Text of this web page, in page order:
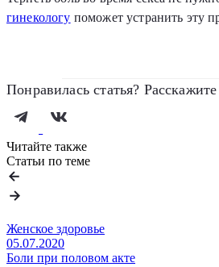
гинекологу поможет устранить эту
Понравилась статья?
Читайте также
Статьи по теме
Женское здоровье
05.07.2020
Боли при половом акте